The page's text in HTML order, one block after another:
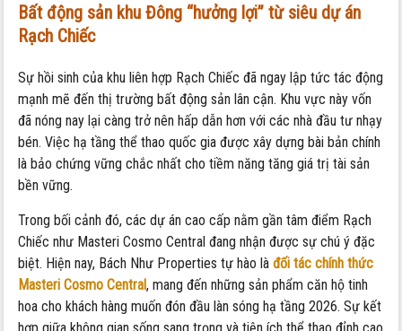
Bất động sản khu Đông “hưởng lợi” từ siêu dự án
Rạch Chiếc
Sự hồi sinh của khu liên hợp Rạch Chiếc đã ngay lập tức tác động
mạnh mẽ đến thị trường bất động sản lân cận. Khu vực này vốn
đã nóng nay lại càng trở nên hấp dẫn hơn với các nhà đầu tư nhạy
bén. Việc hạ tầng thể thao quốc gia được xây dựng bài bản chính
là bảo chứng vững chắc nhất cho tiềm năng tăng giá trị tài sản
bền vững.
Trong bối cảnh đó, các dự án cao cấp nằm gần tâm điểm Rạch
Chiếc như Masteri Cosmo Central đang nhận được sự chú ý đặc
biệt. Hiện nay, Bách Như Properties tự hào làđối tác chính thức
Masteri Cosmo Central, mang đến những sản phẩm căn hộ tinh
hoa cho khách hàng muốn đón đầu làn sóng hạ tầng 2026. Sự kết
hợp giữa không gian sống sang trọng và tiện ích thể thao đỉnh cao